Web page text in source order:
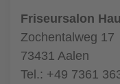
Friseursalon
Zochentalweg 17
73431 Aalen
Tel.: +49 7361